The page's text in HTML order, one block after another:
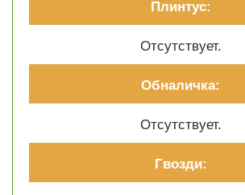
Плинтус:
Отсутствует.
Обналичка:
Отсутствует.
Гвозди: